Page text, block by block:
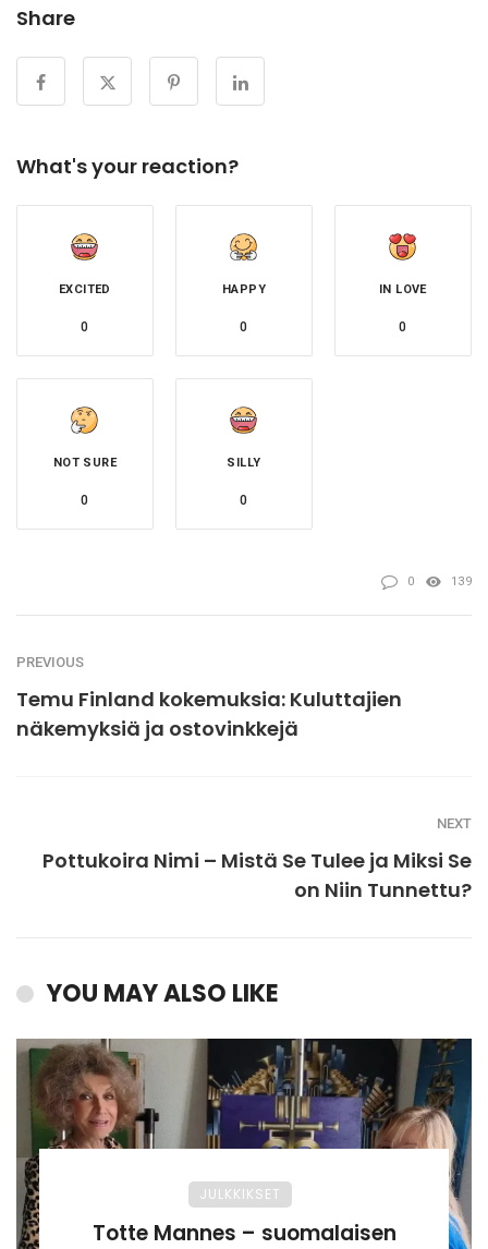
Share
What's your reaction?
EXCITED
0
HAPPY
0
IN LOVE
0
NOT SURE
0
SILLY
0
0 139
PREVIOUS
Temu Finland kokemuksia: Kuluttajien
näkemyksiä ja ostovinkkejä
NEXT
Pottukoira Nimi – Mistä Se Tulee ja Miksi Se
on Niin Tunnettu?
YOU MAY ALSO LIKE
JULKKIKSET
Totte Mannes – suomalaisen